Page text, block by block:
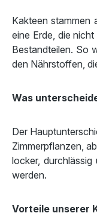
Kakteen stammen
eine Erde, die
Bestandteilen. So
den Nährstoffen,
Was
Der
Zimmerpflanzen,
locker,
werden.
Vorteile unserer